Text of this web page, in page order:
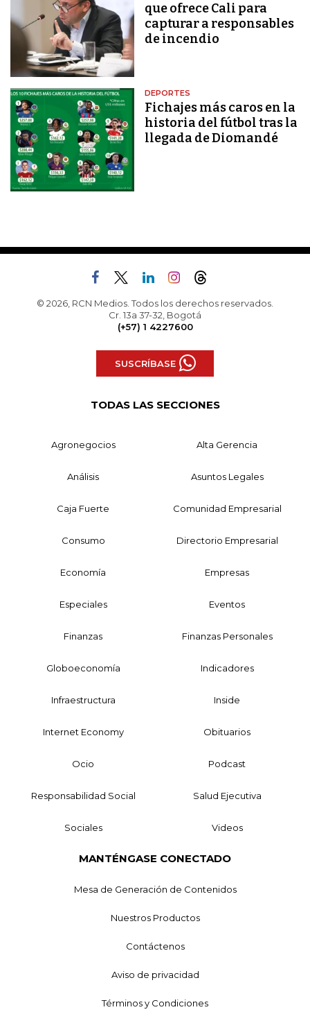
que ofrece Cali para
capturar a responsables
de incendio
DEPORTES
Fichajes más caros en la
historia del fútbol tras la
llegada de Diomandé
© 2026, RCN Medios. Todos los derechos reservados.
Cr. 13a 37-32, Bogotá
(+57) 1 4227600
SUSCRÍBASE
TODAS LAS SECCIONES
Agronegocios Alta Gerencia
Análisis Asuntos Legales
Caja Fuerte Comunidad Empresarial
Consumo Directorio Empresarial
Economía Empresas
Especiales Eventos
Finanzas Finanzas Personales
Globoeconomía Indicadores
Infraestructura Inside
Internet Economy Obituarios
Ocio Podcast
Responsabilidad Social Salud Ejecutiva
Sociales Videos
MANTÉNGASE CONECTADO
Mesa de Generación de Contenidos
Nuestros Productos
Contáctenos
Aviso de privacidad
Términos y Condiciones